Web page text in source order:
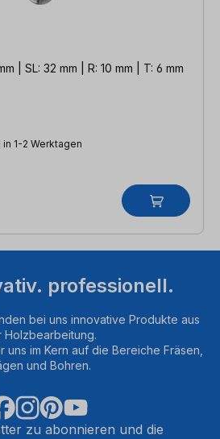
| SL: 32 mm | R: 10 mm | T: 6 mm
1-2 Werktagen
professionell.
bei uns innovative Produkte aus
Holzbearbeitung.
im Kern auf die Bereiche Fräsen,
und Bohren.
zu abonnieren und die